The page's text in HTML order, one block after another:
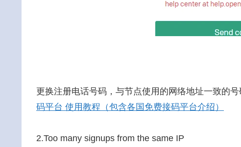
更换注册电话号码，与节点使用的网络地址一致的号
码平台 使用教程（包含各国免费接码平台介绍）
2.Too many signups from the same IP